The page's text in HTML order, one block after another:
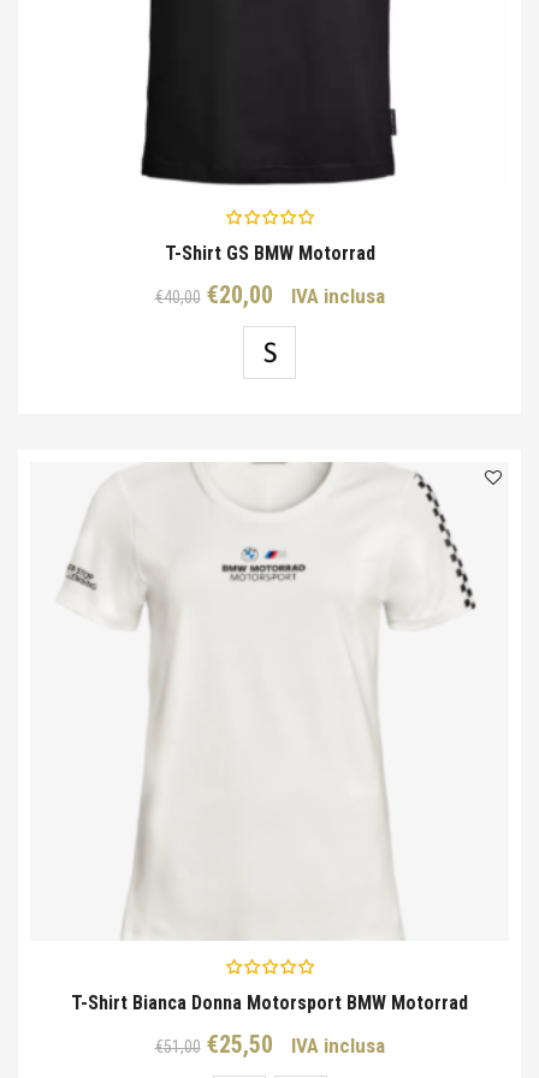
T-Shirt GS BMW Motorrad
€40,00 Il
prezzo
originale
era:
€20,00
Il
prezzo
è:
IVA inclusa
T-Shirt Bianca Donna Motorsport BMW Motorrad
€51,00 Il
prezzo
€25,50
Il
prezzo
IVA inclusa